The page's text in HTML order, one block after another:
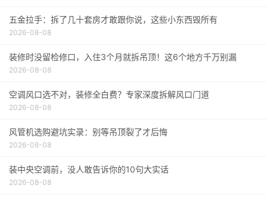
五金拉手：拆了几十套房才敢跟你说，这些小东西毁所有
2026-08-08
装修时没留检修口，入住3个月就拆吊顶！这6个地方千万别漏
2026-08-08
空调风口选不对，装修全白费？专家深度拆解风口门道
2026-08-08
风管机选购避坑实录：别等吊顶裂了才后悔
2026-08-08
装中央空调前，没人敢告诉你的10句大实话
2026-08-08